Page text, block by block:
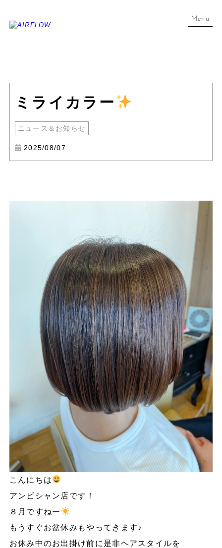
Menu
ミライカラー
ニュース＆お知らせ
2025/08/07
こんにちは
アンビシャン店です！
８月ですねー
もうすぐお盆休みもやってきます♪
お休み中のお出掛け前に是非ヘアスタイルを